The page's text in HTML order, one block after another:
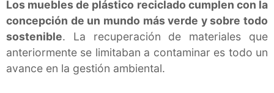
Los muebles de plástico reciclado cumplen con la
concepción de un mundo más verde y sobre todo
sostenible. La recuperación de materiales que
anteriormente se limitaban a contaminar es todo un
avance en la gestión ambiental.